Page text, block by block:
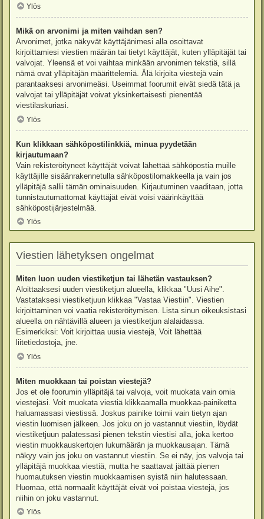
Ylös
Mikä on arvonimi ja miten vaihdan sen?
Arvonimet, jotka näkyvät käyttäjänimesi alla osoittavat
kirjoittamiesi viestien määrän tai tietyt käyttäjät, kuten ylläpitäjät tai
valvojat. Yleensä et voi vaihtaa minkään arvonimen tekstiä, sillä
nämä ovat ylläpitäjän määrittelemiä. Älä kirjoita viestejä vain
parantaaksesi arvonimeäsi. Useimmat foorumit eivät siedä tätä ja
valvojat tai ylläpitäjät voivat yksinkertaisesti pienentää
viestilaskuriasi.
Ylös
Kun klikkaan sähköpostilinkkiä, minua pyydetään
kirjautumaan?
Vain rekisteröityneet käyttäjät voivat lähettää sähköpostia muille
käyttäjille sisäänrakennetulla sähköpostilomakkeella ja vain jos
ylläpitäjä sallii tämän ominaisuuden. Kirjautuminen vaaditaan, jotta
tunnistautumattomat käyttäjät eivät voisi väärinkäyttää
sähköpostijärjestelmää.
Ylös
Viestien lähetyksen ongelmat
Miten luon uuden viestiketjun tai lähetän vastauksen?
Aloittaaksesi uuden viestiketjun alueella, klikkaa "Uusi Aihe".
Vastataksesi viestiketjuun klikkaa "Vastaa Viestiin". Viestien
kirjoittaminen voi vaatia rekisteröitymisen. Lista sinun oikeuksistasi
alueella on nähtävillä alueen ja viestiketjun alalaidassa.
Esimerkiksi: Voit kirjoittaa uusia viestejä, Voit lähettää
liitetiedostoja, jne.
Ylös
Miten muokkaan tai poistan viestejä?
Jos et ole foorumin ylläpitäjä tai valvoja, voit muokata vain omia
viestejäsi. Voit muokata viestiä klikkaamalla muokkaa-painiketta
haluamassasi viestissä. Joskus painike toimii vain tietyn ajan
viestin luomisen jälkeen. Jos joku on jo vastannut viestiin, löydät
viestiketjuun palatessasi pienen tekstin viestisi alla, joka kertoo
viestin muokkauskertojen lukumäärän ja muokkausajan. Tämä
näkyy vain jos joku on vastannut viestiin. Se ei näy, jos valvoja tai
ylläpitäjä muokkaa viestiä, mutta he saattavat jättää pienen
huomautuksen viestin muokkaamisen syistä niin halutessaan.
Huomaa, että normaalit käyttäjät eivät voi poistaa viestejä, jos
niihin on joku vastannut.
Ylös